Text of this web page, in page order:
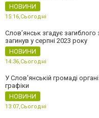
НОВИНИ
15:16,Сьогодні
Слов’янськ згадує
загинув у серпні 2023 року
НОВИНИ
14:36,Сьогодні
У Слов'янській громаді
графіки
НОВИНИ
13:07,Сьогодні